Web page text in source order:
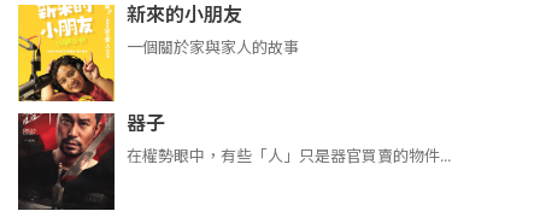
新來的小朋友
一個關於家與家人的故事
器子
在權勢眼中，有些「人」只是器官買賣的物件...